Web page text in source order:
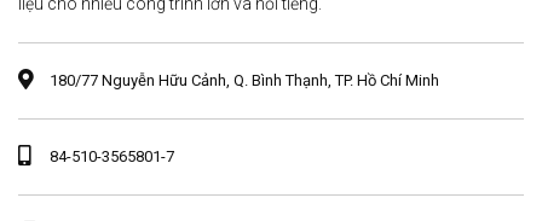
180/77 Nguyễn Hữu Cảnh, Q. Bình Thạnh, TP. Hồ Chí Minh
84-510-3565801-7